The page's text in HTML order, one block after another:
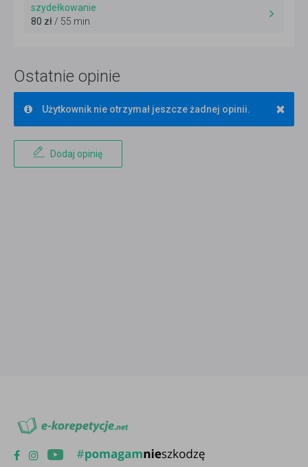
szydełkowanie
80 zł/ 55 min
Ostatnie opinie
×
Użytkownik nie otrzymał jeszcze żadnej opinii.
Dodaj opinię